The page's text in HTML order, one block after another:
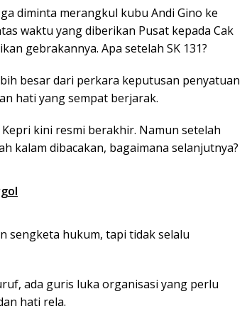
diminta merangkul kubu Andi Gino ke
waktu yang diberikan Pusat kepada Cak
gebrakannya. Apa setelah SK 131?
besar dari perkara keputusan penyatuan
hati yang sempat berjarak.
kini resmi berakhir. Namun setelah
kalam dibacakan, bagaimana selanjutnya?
sengketa hukum, tapi tidak selalu
ada guris luka organisasi yang perlu
hati rela.